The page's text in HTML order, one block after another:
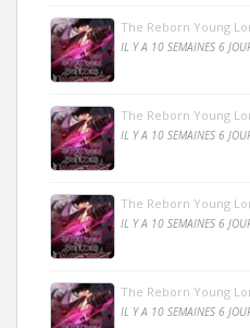
The Reborn Young
IL Y A 10 SEMAINES 6
The Reborn Young
IL Y A 10 SEMAINES 6
The Reborn Young
IL Y A 10 SEMAINES 6
The Reborn Young
IL Y A 10 SEMAINES 6